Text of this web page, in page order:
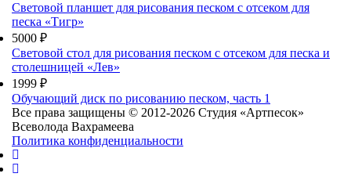
Световой планшет для рисования песком с отсеком для
песка «Тигр»
5000 ₽
Световой стол для рисования песком с отсеком для песка и
столешницей «Лев»
1999 ₽
Обучающий диск по рисованию песком, часть 1
Все права защищены © 2012-2026 Студия «Артпесок»
Всеволода Вахрамеева
Политика конфиденциальности